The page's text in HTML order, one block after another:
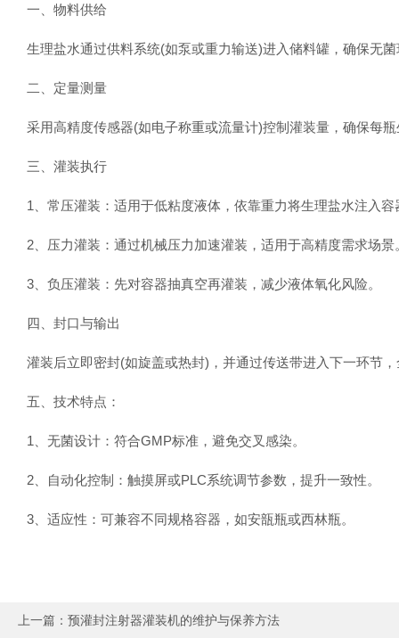
‌一、物料供给‌
生理盐水通过供料系统(如泵或重力输送)进入储料罐，确保无菌
‌二、定量测量‌
采用高精度传感器(如电子称重或流量计)控制灌装量，确保每瓶
‌三、灌装执行‌
‌1、常压灌装‌：适用于低粘度液体，依靠重力将生理盐水注入容
‌2、压力灌装‌：通过机械压力加速灌装，适用于高精度需求场景‌
‌3、负压灌装‌：先对容器抽真空再灌装，减少液体氧化风险‌。
‌四、封口与输出‌
灌装后立即密封(如旋盖或热封)，并通过传送带进入下一环节，
‌五、技术特点‌：
1、无菌设计：符合GMP标准，避免交叉感染‌。
2、自动化控制：触摸屏或PLC系统调节参数，提升一致性‌。
3、适应性：可兼容不同规格容器，如安瓿瓶或西林瓶‌。
上一篇： 预灌封注射器灌装机的维护与保养方法